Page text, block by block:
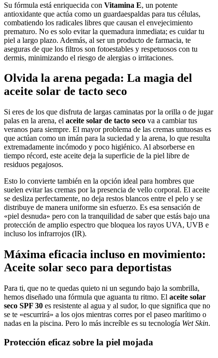
Su fórmula está enriquecida con Vitamina E, un potente
antioxidante que actúa como un guardaespaldas para tus células,
combatiendo los radicales libres que causan el envejecimiento
prematuro. No es solo evitar la quemadura inmediata; es cuidar tu
piel a largo plazo. Además, al ser un producto de farmacia, te
aseguras de que los filtros son fotoestables y respetuosos con tu
dermis, minimizando el riesgo de alergias o irritaciones.
Olvida la arena pegada: La magia del
aceite solar de tacto seco
Si eres de los que disfruta de largas caminatas por la orilla o de jugar
palas en la arena, el aceite solar de tacto seco va a cambiar tus
veranos para siempre. El mayor problema de las cremas untuosas es
que actúan como un imán para la suciedad y la arena, lo que resulta
extremadamente incómodo y poco higiénico. Al absorberse en
tiempo récord, este aceite deja la superficie de la piel libre de
residuos pegajosos.
Esto lo convierte también en la opción ideal para hombres que
suelen evitar las cremas por la presencia de vello corporal. El aceite
se desliza perfectamente, no deja restos blancos entre el pelo y se
distribuye de manera uniforme sin esfuerzo. Es esa sensación de
«piel desnuda» pero con la tranquilidad de saber que estás bajo una
protección de amplio espectro que bloquea los rayos UVA, UVB e
incluso los infrarrojos (IR).
Máxima eficacia incluso en movimiento:
Aceite solar seco para deportistas
Para ti, que no te quedas quieto ni un segundo bajo la sombrilla,
hemos diseñado una fórmula que aguanta tu ritmo. El aceite solar
seco SPF 30 es resistente al agua y al sudor, lo que significa que no
se te «escurrirá» a los ojos mientras corres por el paseo marítimo o
nadas en la piscina. Pero lo más increíble es su tecnología Wet Skin.
Protección eficaz sobre la piel mojada